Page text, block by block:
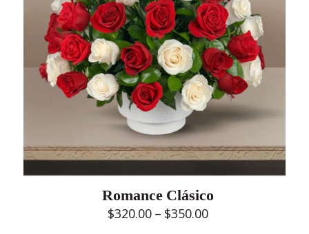
Romance Clásico
$320.00 – $350.00Price